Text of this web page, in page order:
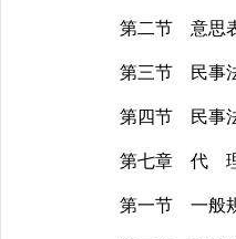
第二节 意思
第三节 民事法
第四节 民事法
第七章 代
第一节 一般